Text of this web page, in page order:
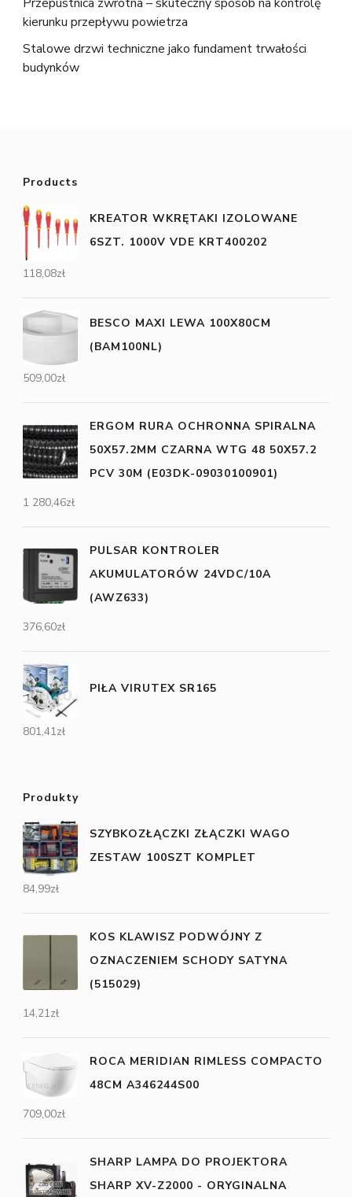
kierunku przepływu powietrza
Stalowe drzwi techniczne jako fundament trwałości
budynków
Products
KREATOR WKRĘTAKI IZOLOWANE
6SZT. 1000V VDE KRT400202
118,08zł
BESCO MAXI LEWA 100X80CM
(BAM100NL)
509,00zł
ERGOM RURA OCHRONNA SPIRALNA
50X57.2MM CZARNA WTG 48 50X57.2
PCV 30M (E03DK-09030100901)
1 280,46zł
PULSAR KONTROLER
AKUMULATORÓW 24VDC/10A
(AWZ633)
376,60zł
PIŁA VIRUTEX SR165
801,41zł
Produkty
SZYBKOZŁĄCZKI ZŁĄCZKI WAGO
ZESTAW 100SZT KOMPLET
84,99zł
KOS KLAWISZ PODWÓJNY Z
OZNACZENIEM SCHODY SATYNA
(515029)
14,21zł
ROCA MERIDIAN RIMLESS COMPACTO
48CM A346244S00
709,00zł
SHARP LAMPA DO PROJEKTORA
SHARP XV-Z2000 - ORYGINALNA